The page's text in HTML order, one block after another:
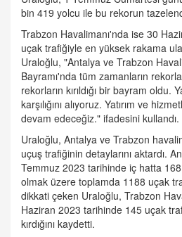
bin 419 yolcu ile bu rekorun
Trabzon Havalimanı'nda ise 30
uçak trafiğiyle en yüksek rakama
Uraloğlu, "Antalya ve Trabzon
Bayramı'nda tüm zamanların
rekorların kırıldığı bir bayram oldu.
karşılığını alıyoruz. Yatırım ve
devam edeceğiz." ifadesini kullandı.
Uraloğlu, Antalya ve Trabzon
uçuş trafiğinin detaylarını aktardı.
Temmuz 2023 tarihinde iç hatta
olmak üzere toplamda 1188 uçak
dikkati çeken Uraloğlu, Trabzon
Haziran 2023 tarihinde 145 uçak
kırdığını kaydetti.